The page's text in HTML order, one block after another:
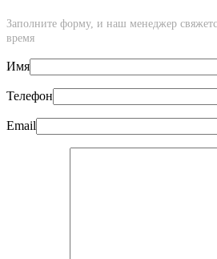
Заполните форму, и наш менеджер
время
Имя
Телефон
Email